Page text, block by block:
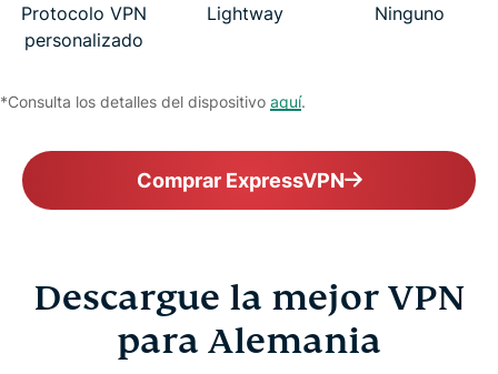
Protocolo VPN
personalizado
Lightway Ninguno
*Consulta los detalles del dispositivo aquí.
Comprar ExpressVPN
Descargue la mejor VPN
para Alemania